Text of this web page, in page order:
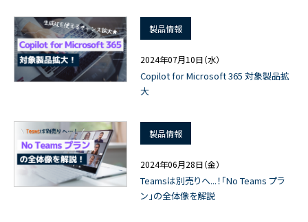
製品情報
2024年07月10日（水）
Copilot for Microsoft 365 対象製品拡
大
製品情報
2024年06月28日（金）
Teamsは別売りへ...！「No Teams プラ
ン」の全体像を解説